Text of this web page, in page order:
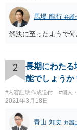
馬場 龍行 弁護
解決に至ったようで何
2
長期にわたる
能でしょうか
#内容証明作成送付 #個人
2021年3月18日
青山 知史 弁護